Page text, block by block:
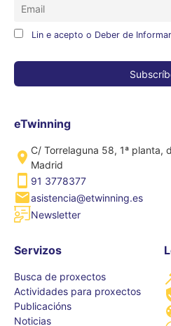
Lin e acepto o Deber de Informar
eTwinning
C/ Torrelaguna 58, 1ª planta,
Madrid
91 3778377
asistencia@etwinning.es
Newsletter
Servizos
Busca de proxectos
Actividades para proxectos
Publicacións
Noticias